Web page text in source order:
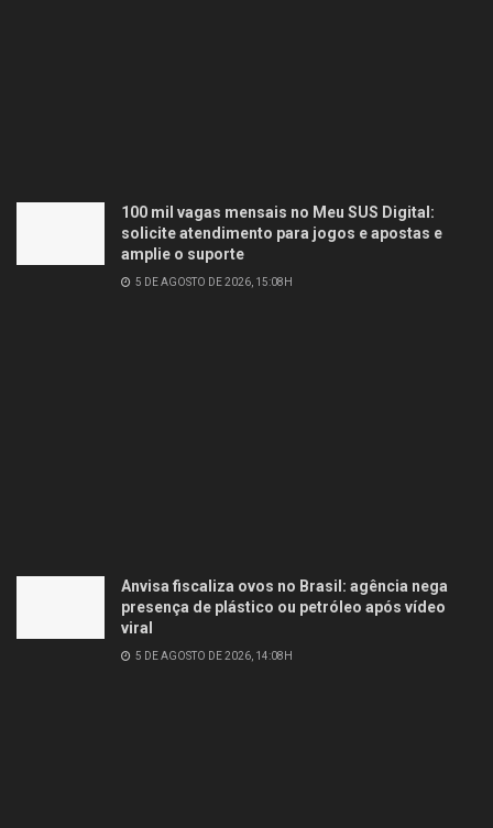
100 mil vagas mensais no Meu SUS Digital:
solicite atendimento para jogos e apostas e
amplie o suporte
5 DE AGOSTO DE 2026, 15:08H
Anvisa fiscaliza ovos no Brasil: agência nega
presença de plástico ou petróleo após vídeo
viral
5 DE AGOSTO DE 2026, 14:08H